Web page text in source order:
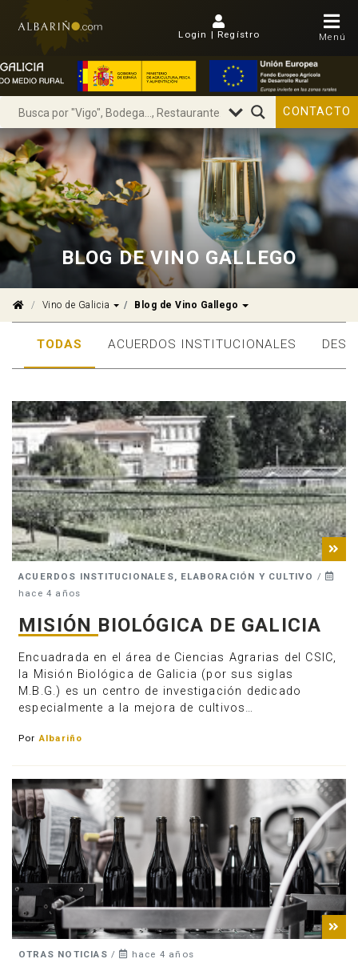
Login | Regístro Menú
Anúnciate
CONTACTO
BLOG DE VINO GALLEGO
Vino de Galicia Dropdown
Blog de Vino Gallego Dropdown
TODAS ACUERDOS INSTITUCIONALES
ACUERDOS INSTITUCIONALES, ELABORACIÓN Y CULTIVO /
hace 4 años
MISIÓN BIOLÓGICA DE GALICIA
Encuadrada en el área de Ciencias Agrarias del CSIC,
la Misión Biológica de Galicia (por sus siglas
M.B.G.) es un centro de investigación dedicado
especialmente a la mejora de cultivos…
PorAlbariño
OTRAS NOTICIAS / hace 4 años